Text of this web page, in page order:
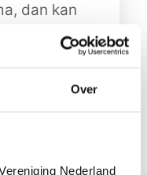
Over
Nederland
dan kan